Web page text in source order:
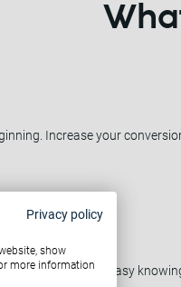
Increase your
you can rest easy
Privacy policy
show
more information